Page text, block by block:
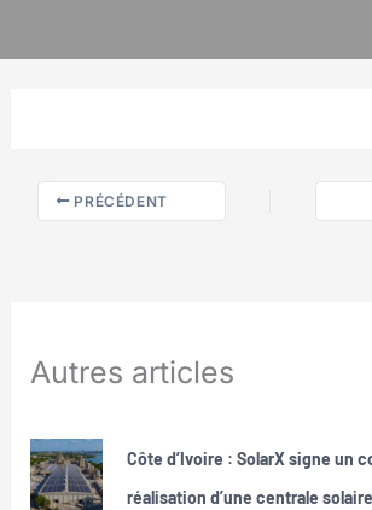
PRÉCÉDENT
Autres articles
Côte d’Ivoire : SolarX signe un
réalisation d’une centrale